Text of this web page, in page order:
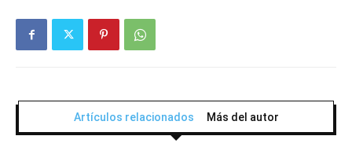
Artículos relacionados Más del autor